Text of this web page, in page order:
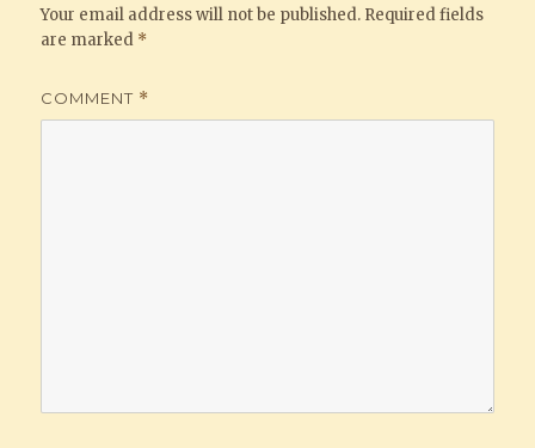
Your email address will not be published. Required fields
are marked *
COMMENT *